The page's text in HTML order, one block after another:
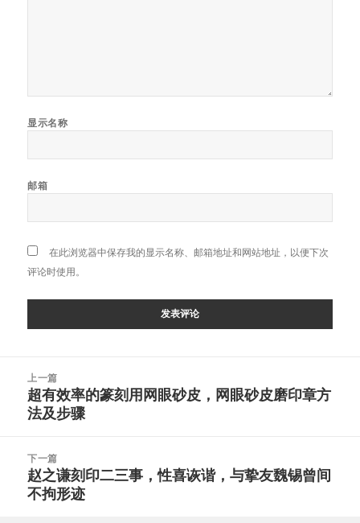
显示名称
邮箱
在此浏览器中保存我的显示名称、邮箱地址和网站地址，以便下次
评论时使用。
上一篇
上
篇
章：
超有效率的篆刻用网眼砂皮，网眼砂皮磨印章方
法及步骤
下一篇
下
篇
赵之谦刻印二三事，性喜诙谐，与挚友魏锡曾间
不拘形迹